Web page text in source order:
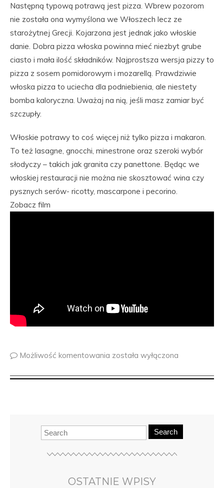
Następną typową potrawą jest pizza. Wbrew pozorom
nie została ona wymyślona we Włoszech lecz ze
starożytnej Grecji. Kojarzona jest jednak jako włoskie
danie. Dobra pizza włoska powinna mieć niezbyt grube
ciasto i mała ilość składników. Najprostsza wersja pizzy to
pizza z sosem pomidorowym i mozarellą. Prawdziwie
włoska pizza to uciecha dla podniebienia, ale niestety
bomba kaloryczna. Uważaj na nią, jeśli masz zamiar być
szczupły.
Włoskie potrawy to coś więcej niż tylko pizza i makaron.
To też lasagne, gnocchi, minestrone oraz szeroki wybór
słodyczy – takich jak granita czy panettone. Będąc we
włoskiej restauracji nie można nie skosztować wina czy
pysznych serów- ricotty, mascarpone i pecorino.
Zobacz film
Możliwość komentowania została wyłączona
Search
OSTATNIE WPISY